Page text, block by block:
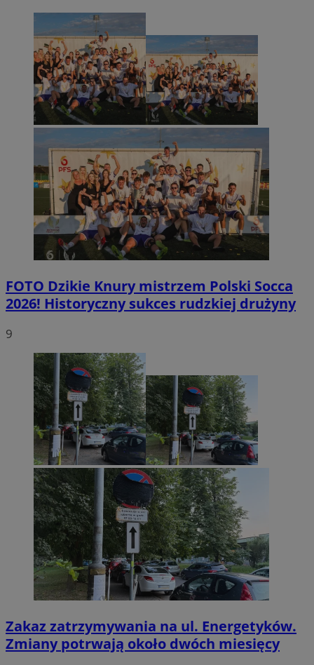
FOTO Dzikie Knury mistrzem Polski Socca
2026! Historyczny sukces rudzkiej drużyny
9
Zakaz zatrzymywania na ul. Energetyków.
Zmiany potrwają około dwóch miesięcy